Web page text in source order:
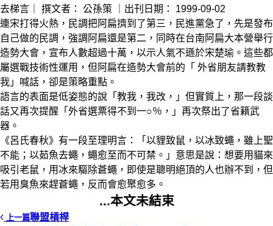
去梯言｜ 撰文者： 公孫策 ｜出刊日期：
1999-09-02
連宋打得火熱，民調把阿扁擠到了第三，民進黨急了，先是發布
自己做的民調，強調阿扁還是第二，同時在台南阿扁大本營舉行
造勢大會，宣布人數超過十萬，以示人氣不遜於宋楚瑜。這些都
屬選戰技術性運用，但阿扁在造勢大會前的「 外省朋友請教教
我」喊話，卻是策略重點。
語言的表面是低姿態的說「教我，我改，」但實質上，那一段談
話又再次提醒「外省選票得不到一○％，」再次祭出了省籍武
器。
《呂氏春秋》有一段至理明言：「以貍致鼠，以冰致蠅，雖上聖
不能；以茹魚去蠅，蠅愈至而不可禁。」意思是說：想要用貓來
吸引老鼠，用冰來驅除蒼蠅，即使是聰明絕頂的人也辦不到，但
若用臭魚來趕蒼蠅，反而會愈聚愈多。
...本文未結束
上一篇聯盟槓桿